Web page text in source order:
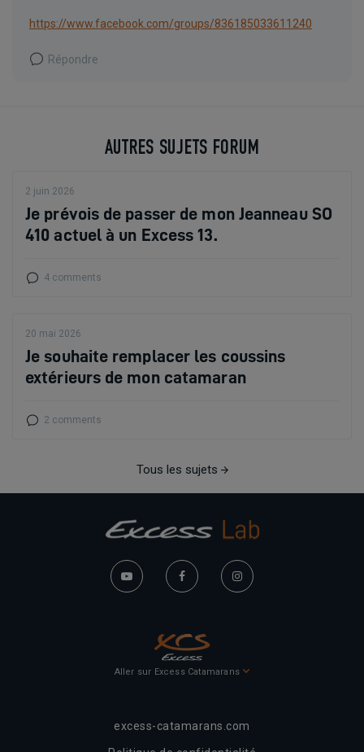
https://www.facebook.com/groups/836185033611240
Répondre
AUTRES SUJETS FORUM
2 juin 2026
Je prévois de passer de mon Jeanneau SO
410 actuel à un Excess 13.
4 comments
20 mai 2026
Je souhaite remplacer les coussins
extérieurs de mon catamaran
2 comments
Tous les sujets
Aller sur Excess Catamarans
excess-catamarans.com